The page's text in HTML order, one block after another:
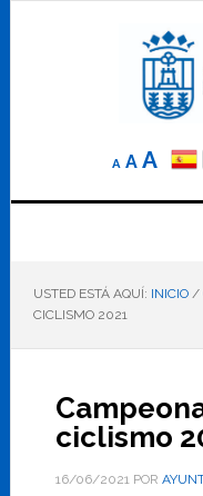
A
Reducir
elA A
el
USTED ESTÁ AQUÍ: INICIO /
CICLISMO 2021
ciclismo
16/06/2021POR